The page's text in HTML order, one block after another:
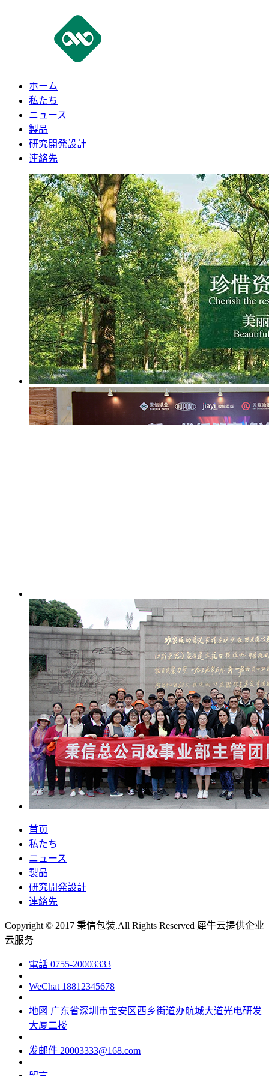
ホーム
私たち
ニュース
製品
研究開発設計
連絡先
首页
私たち
ニュース
製品
研究開発設計
連絡先
Copyright © 2017 秉信包装.All Rights Reserved 犀牛云提供企业
云服务
電話 0755-20003333
WeChat 18812345678
地図 广东省深圳市宝安区西乡街道办航城大道光电研发
大厦二楼
发邮件 20003333@168.com